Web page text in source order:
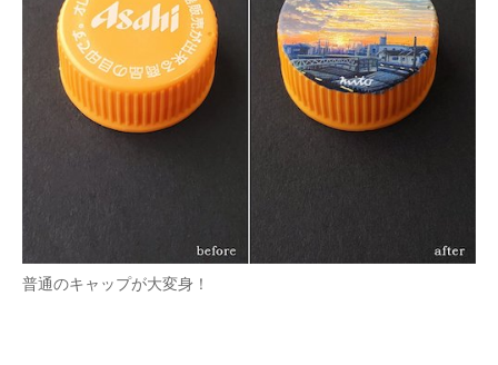
企業ITのトレンドを詳説
経営リーダーのコミュニティ
マーケ×ITの今がよく分かる
IT製品の技術・比較・事例
普通のキャップが大変身！